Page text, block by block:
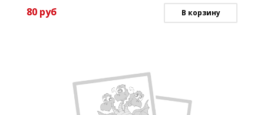
80 руб В корзину